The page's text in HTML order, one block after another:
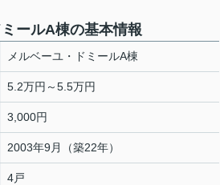
ールA棟の基本情報
メルベーユ・ドミールA棟
5.2万円～5.5万円
3,000円
2003年9月（築22年）
4戸